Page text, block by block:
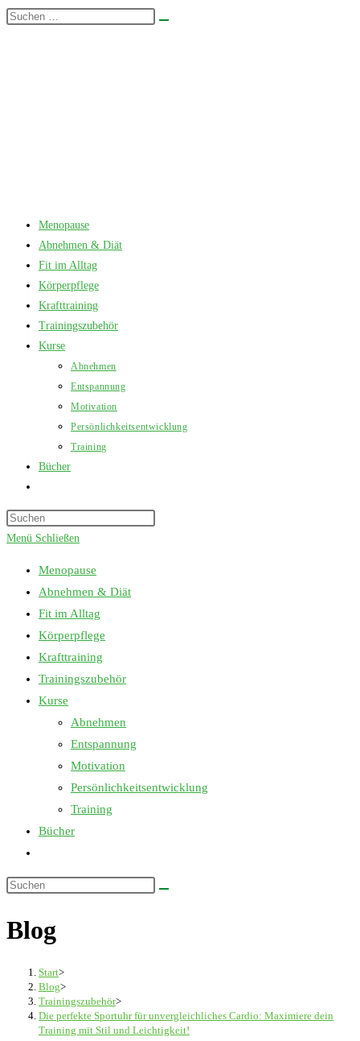
Zum
Diese
Menopause
Abnehmen & Diät
Fit im Alltag
Körperpflege
Krafttraining
Trainingszubehör
Kurse
Abnehmen
Entspannung
Motivation
Persönlichkeitsentwicklung
Training
Bücher
umschalten
Menü Schließen
Menopause
Abnehmen & Diät
Fit im Alltag
Körperpflege
Krafttraining
Trainingszubehör
Kurse
Abnehmen
Entspannung
Motivation
Persönlichkeitsentwicklung
Training
Bücher
umschalten
Diese
durchsuchen
Blog
Start>
Blog>
Trainingszubehör>
Die perfekte Sportuhr für unvergleichliches Cardio: Maximiere dein
Training mit Stil und Leichtigkeit!